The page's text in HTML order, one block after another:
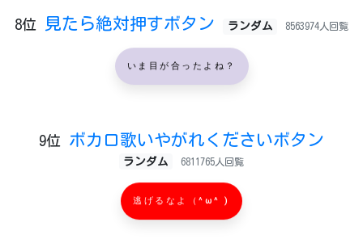
8位 見たら絶対押すボタン ランダム 8563974人回覧
いま目が合ったよね？
9位 ボカロ歌いやがれくださいボタン
ランダム 6811765人回覧
逃げるなよ（^ω^ )